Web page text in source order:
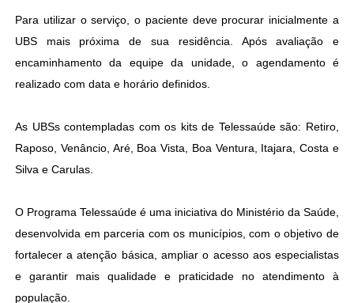
Para utilizar o serviço, o paciente deve procurar inicialmente a
UBS mais próxima de sua residência. Após avaliação e
encaminhamento da equipe da unidade, o agendamento é
realizado com data e horário definidos.
As UBSs contempladas com os kits de Telessaúde são: Retiro,
Raposo, Venâncio, Aré, Boa Vista, Boa Ventura, Itajara, Costa e
Silva e Carulas.
O Programa Telessaúde é uma iniciativa do Ministério da Saúde,
desenvolvida em parceria com os municípios, com o objetivo de
fortalecer a atenção básica, ampliar o acesso aos especialistas
e garantir mais qualidade e praticidade no atendimento à
população.